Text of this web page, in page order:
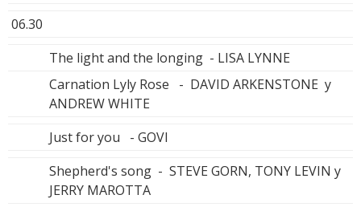
06.30
The light and the longing - LISA LYNNE
Carnation Lyly Rose - DAVID ARKENSTONE y
ANDREW WHITE
Just for you - GOVI
Shepherd's song - STEVE GORN, TONY LEVIN y
JERRY MAROTTA